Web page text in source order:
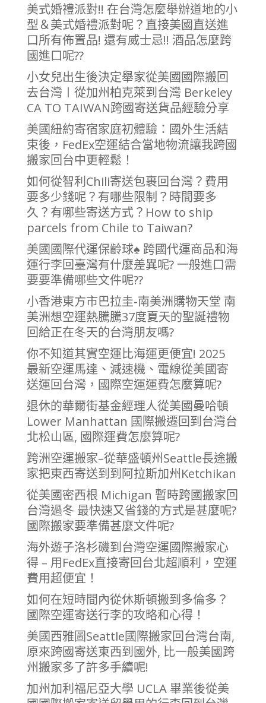
美式婚禮派對!! 在台灣怎麼舉辦道地的小
型＆美式婚禮派對呢？直接美國直送進
口所有佈置品! 還有威士忌!! 酒品怎麼跨
國進口呢??
小女兒出生後決定舉家從美國國際搬回
去台灣〡從加州柏克萊到台灣 Berkeley
CA TO TAIWAN跨國寄送貨品經驗分享
美國紐約寄宿家庭初體驗：國外生活結
束後，FedEx空運結合當地物流讓我跨國
搬家回台中更輕鬆！
如何從智利Chili寄送包裹回台灣？費用
要多少錢呢？有哪些限制？時間要多
久？有哪些寄送方式？How to ship
parcels from Chile to Taiwan?
美國國際代運保齡球♠ 跨國代運商品和海
運行李回臺灣有什麼差異呢? 一般進口需
要要準備哪些文件呢??
小香港東方市巴拉圭-南美洲購物天堂 南
美洲想空運熱騰騰37度夏天的聖誕禮物
回給正在冬天的台灣朋友嗎?
你不知道其實空運比海運更便宜! 2025
最新空運馬達、減速機、電線從美國寄
送運回台灣，國際空運運費怎麼算呢?
退休的華爾街基金經理人從美國曼哈頓
Lower Manhattan 國際搬遷回到台灣台
北松山區, 國際運費怎麼算呢?
跨洲空運搬家–從華盛頓州Seattle長途搬
家把東西寄送到到阿拉斯加州Ketchikan
從美國密西根 Michigan 暫時跨國搬家回
台灣過冬 最快速又省錢的方式是甚麼呢?
國際搬家要準備甚麼文件呢?
海外遊子洛杉磯到台灣空運國際搬家心
得 – 用FedEx直接寄回台北超順利，空運
費用超便宜！
如何在短時間內從休斯頓搬到多倫多？
國際空運寄送行李的攻略和心得！
美國西雅圖Seattle國際搬家回台灣台南,
原來跨國寄送東西到國外, 比一般美國跨
州搬家多了許多手續呢!
加州加利福尼亞大學 UCLA 畢業後從美